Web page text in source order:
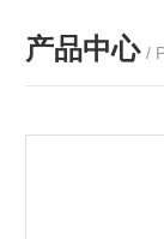
产品中心 /